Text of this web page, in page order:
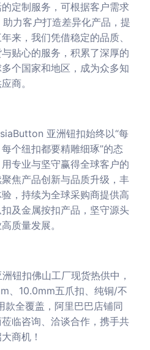
定制服务，可根据客户需求
力客户打造差异化产品，提
来，我们凭借稳定的品质、
贴心的服务，积累了深厚的
个国家和地区，成为众多知
商。
亚洲钮扣始终以“每
个纽扣都要精雕细琢”的态
专业与坚守赢得全球客户的
焦产品创新与品质升级，丰
，持续为全球采购商提供高
及金属按扣产品，坚守源头
质量发展。
钮扣佛山工厂现货热供中，
、10.0mm五爪扣、纯铜/不
款全覆盖，阿里巴巴店铺同
临咨询、洽谈合作，携手共
商机！